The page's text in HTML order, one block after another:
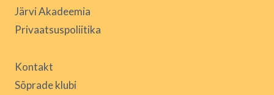
Järvi Akadeemia
Privaatsuspoliitika
Kontakt
Sõprade klubi